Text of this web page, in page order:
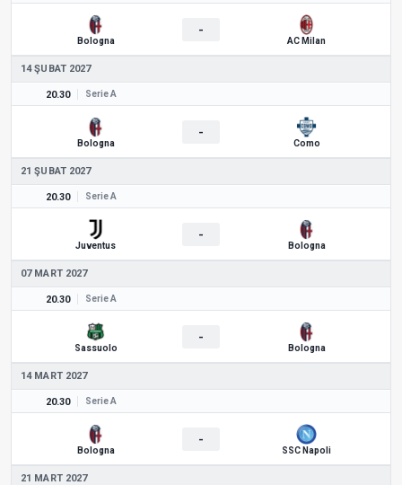
Bologna
-
AC Milan
14 ŞUBAT 2027
20.30 Serie A
Bologna
-
Como
21 ŞUBAT 2027
20.30 Serie A
Juventus
-
Bologna
07 MART 2027
20.30 Serie A
Sassuolo
-
Bologna
14 MART 2027
20.30 Serie A
Bologna
-
SSC Napoli
21 MART 2027